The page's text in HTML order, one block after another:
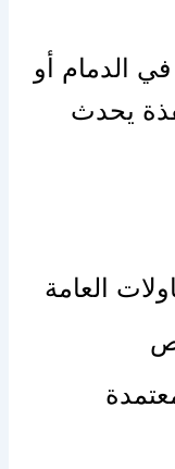
الدمام أو
يحدث
العامة